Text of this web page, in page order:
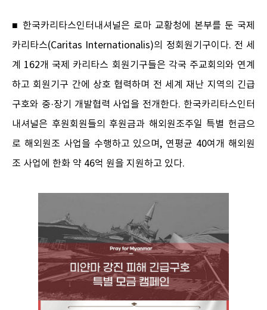
■ 한국카리타스인터내셔널은 로마 교황청에 본부를 둔 국제
카리타스(Caritas Internationalis)의 정회원기구이다. 전 세
계 162개 국제 카리타스 회원기구들은 각국 주교회의와 연계
하고 회원기구 간에 상호 협력하며 전 세계 재난 지역의 긴급
구호와 중·장기 개발협력 사업을 전개한다. 한국카리타스인터
내셔널은 후원회원들의 후원금과 해외원조주일 특별 헌금으
로 해외원조 사업을 수행하고 있으며, 연평균 40여개 해외원
조 사업에 한화 약 46억 원을 지원하고 있다.